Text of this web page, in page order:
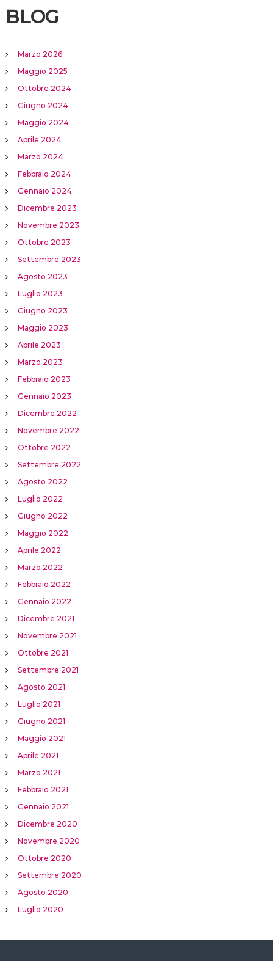
BLOG
Marzo 2026
Maggio 2025
Ottobre 2024
Giugno 2024
Maggio 2024
Aprile 2024
Marzo 2024
Febbraio 2024
Gennaio 2024
Dicembre 2023
Novembre 2023
Ottobre 2023
Settembre 2023
Agosto 2023
Luglio 2023
Giugno 2023
Maggio 2023
Aprile 2023
Marzo 2023
Febbraio 2023
Gennaio 2023
Dicembre 2022
Novembre 2022
Ottobre 2022
Settembre 2022
Agosto 2022
Luglio 2022
Giugno 2022
Maggio 2022
Aprile 2022
Marzo 2022
Febbraio 2022
Gennaio 2022
Dicembre 2021
Novembre 2021
Ottobre 2021
Settembre 2021
Agosto 2021
Luglio 2021
Giugno 2021
Maggio 2021
Aprile 2021
Marzo 2021
Febbraio 2021
Gennaio 2021
Dicembre 2020
Novembre 2020
Ottobre 2020
Settembre 2020
Agosto 2020
Luglio 2020